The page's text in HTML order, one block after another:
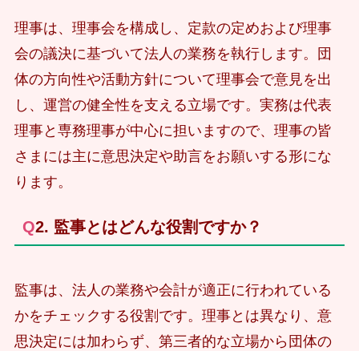
理事は、理事会を構成し、定款の定めおよび理事
会の議決に基づいて法人の業務を執行します。団
体の方向性や活動方針について理事会で意見を出
し、運営の健全性を支える立場です。実務は代表
理事と専務理事が中心に担いますので、理事の皆
さまには主に意思決定や助言をお願いする形にな
ります。
Q2. 監事とはどんな役割ですか？
監事は、法人の業務や会計が適正に行われている
かをチェックする役割です。理事とは異なり、意
思決定には加わらず、第三者的な立場から団体の